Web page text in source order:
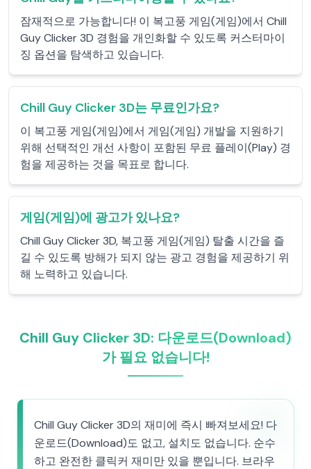
잠재적으로 가능합니다! 이 복고풍 게임(게임)에서 Chill
Guy Clicker 3D 경험을 개인화할 수 있도록 커스터마이
징 옵션을 탐색하고 있습니다.
Chill Guy Clicker 3D는 무료인가요?
이 복고풍 게임(게임)에서 게임(게임) 개발을 지원하기
위해 선택적인 개선 사항이 포함된 무료 플레이(Play) 경
험을 제공하는 것을 목표로 합니다.
게임(게임)에 광고가 있나요?
Chill Guy Clicker 3D, 복고풍 게임(게임) 탈출 시간을 즐
길 수 있도록 방해가 되지 않는 광고 경험을 제공하기 위
해 노력하고 있습니다.
Chill Guy Clicker 3D: 다운로드(Download)
가 필요 없습니다!
Chill Guy Clicker 3D의 재미에 즉시 빠져보세요! 다
운로드(Download)도 없고, 설치도 없습니다. 순수
하고 완전한 클릭커 재미만 있을 뿐입니다. 브라우